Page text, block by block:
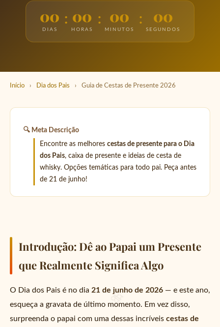
00
DIAS
00
HORAS
00
MINUTOS
00
SEGUNDOS
Início › Dia dos Pais › Guia de Cestas de Presente 2026
🔍 Meta Descrição
Encontre as melhores cestas de presente para o Dia
dos Pais, caixa de presente e ideias de cesta de
whisky. Opções temáticas para todo pai. Peça antes
de 21 de junho!
Introdução: Dê ao Papai um Presente
que Realmente Significa Algo
O Dia dos Pais é no dia 21 de junho de 2026 — e este ano,
esqueça a gravata de último momento. Em vez disso,
surpreenda o papai com uma dessas incríveis cestas de